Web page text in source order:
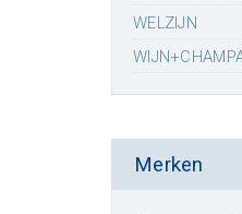
WELZIJN
Merken